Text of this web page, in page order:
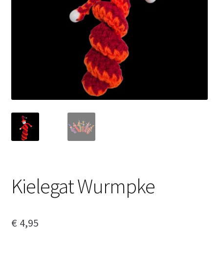
Kielegat Wurmpke
€ 4,95